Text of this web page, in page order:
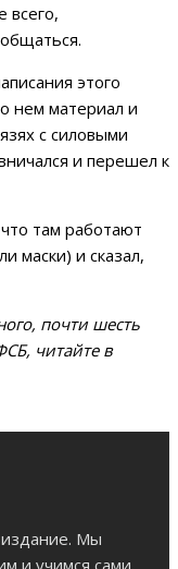
всего,
этого
нем материал и
с силовыми
и перешел к
там работают
маски) и сказал,
почти шесть
читайте в
Мы
и учимся сами.